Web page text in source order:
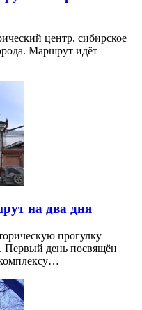
центр, сибирское
Маршрут идёт
на два дня
прогулку
Первый день посвящён